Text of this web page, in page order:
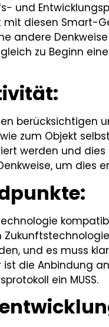
und
mit diesen Smart-
andere
zu Beginn
berücksichtigen
zum Objekt
werden und
um dies
und es muss
ist die Anbindung
ein MUSS.